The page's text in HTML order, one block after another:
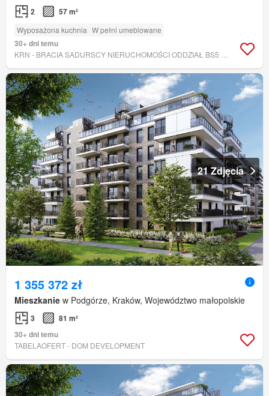
2 57 m²
Wyposażona kuchnia W pełni umeblowane
30+ dni temu
21 Zdjęcia
1 355 372 zł
Mieszkanie w Podgórze, Kraków, Województwo małopolskie
3
81 m²
30+ dni temu
TABELAOFERT - DOM DEVELOPMENT